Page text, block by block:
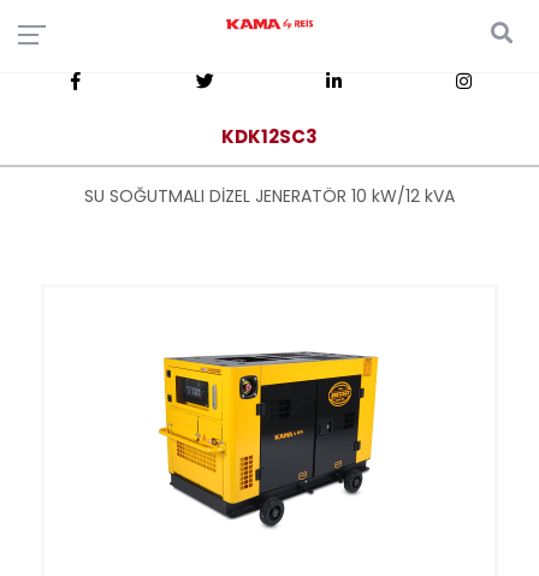
KDK12SC3
SU SOĞUTMALI DİZEL JENERATÖR 10 kW/12 kVA